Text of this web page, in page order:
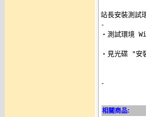
站長安裝測試
-
‧測試環境
‧見光碟 "安
-
相關商品: